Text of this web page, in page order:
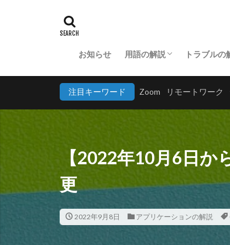
お知らせ 用語の解説
ビジネス用語の解説
IT用語の解説
アプリケーションの解説
トラブルの
ハードウ
ソフトウ
ネットワ
セキュリ
注目キーワード Zoom リモートワーク
【2022年10月6日か
更
2022年9月8日 アプリケーションの解説